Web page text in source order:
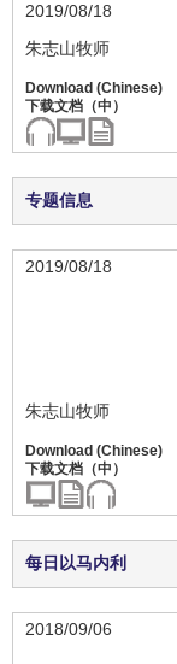
2019/08/18
朱志山牧师
专题信息
2019/08/18
朱志山牧师
每日以马内利
2018/09/06